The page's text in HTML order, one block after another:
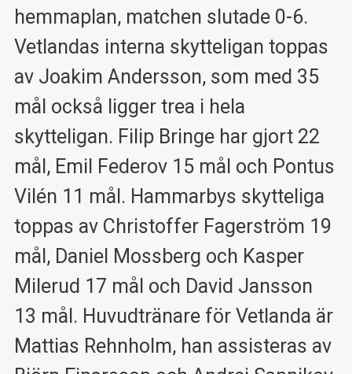
hemmaplan, matchen slutade 0-6.
Vetlandas interna skytteligan toppas
av Joakim Andersson, som med 35
mål också ligger trea i hela
skytteligan. Filip Bringe har gjort 22
mål, Emil Federov 15 mål och Pontus
Vilén 11 mål. Hammarbys skytteliga
toppas av Christoffer Fagerström 19
mål, Daniel Mossberg och Kasper
Milerud 17 mål och David Jansson
13 mål. Huvudtränare för Vetlanda är
Mattias Rehnholm, han assisteras av